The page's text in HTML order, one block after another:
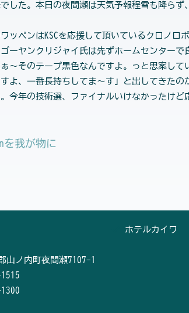
した。本日の夜間瀬は天気予報程雪も降らず
ッペンはKSCを応援して頂いているクロノロ
ーヤンクリジャイ氏は先ずホームセンター
～そのテープ黒色なんですよ。っと思案し
よ、一番長持ちしてま～す」と出してきた
今年の技術選、ファイナルいけなかったけ
我が物に
山ノ内町夜間瀬7107-1
ホテルカイワ